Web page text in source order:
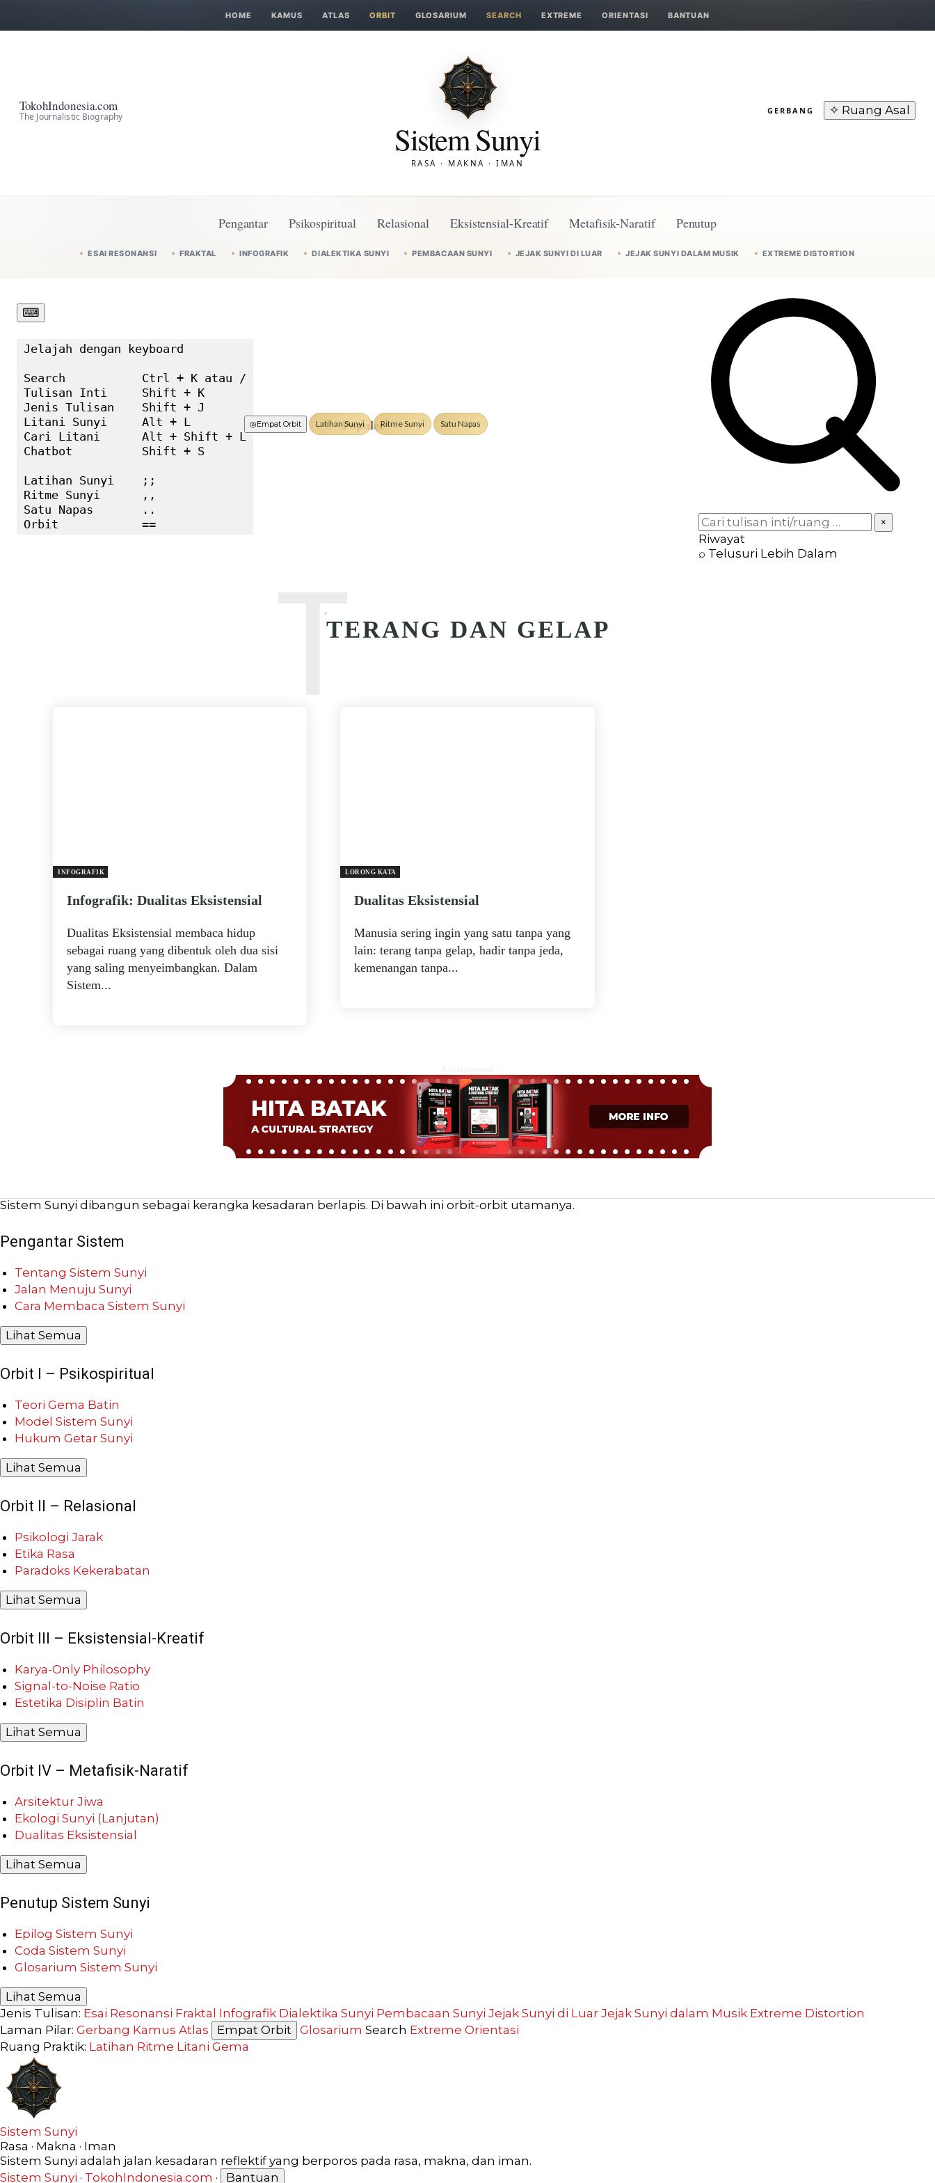
HOME KAMUS ATLAS ORBIT GLOSARIUM SEARCH EXTREME ORIENTASI BANTUAN
TokohIndonesia.com
The Journalistic Biography
Sistem Sunyi
RASA · MAKNA · IMAN
GERBANG ✧ Ruang Asal
Pengantar Psikospiritual Relasional Eksistensial-Kreatif Metafisik-Naratif Penutup
ESAI RESONANSI FRAKTAL INFOGRAFIK DIALEKTIKA SUNYI PEMBACAAN SUNYI JEJAK SUNYI DI LUAR JEJAK SUNYI DALAM MUSIK EXTREME DISTORTION
⌨︎
Jelajah dengan keyboard
Search           Ctrl + K atau /
Tulisan Inti     Shift + K
Jenis Tulisan    Shift + J
Litani Sunyi     Alt + L
Cari Litani      Alt + Shift + L
Chatbot          Shift + S
Latihan Sunyi    ;;
Ritme Sunyi      ,,
Satu Napas       ..
Orbit            ==
Terbaru Populer
◎Empat Orbit Latihan Sunyi Ritme Sunyi Satu Napas
×
Riwayat
⌕ Telusuri Lebih Dalam
TERANG DAN GELAP
T
INFOGRAFIK
Infografik: Dualitas Eksistensial
Dualitas Eksistensial membaca hidup
sebagai ruang yang dibentuk oleh dua sisi
yang saling menyeimbangkan. Dalam
Sistem...
LORONG KATA
Dualitas Eksistensial
Manusia sering ingin yang satu tanpa yang
lain: terang tanpa gelap, hadir tanpa jeda,
kemenangan tanpa...
Advertisement
Sistem Sunyi dibangun sebagai kerangka kesadaran berlapis. Di bawah ini orbit-orbit utamanya.
Pengantar Sistem
Tentang Sistem Sunyi
Jalan Menuju Sunyi
Cara Membaca Sistem Sunyi
Lihat Semua
Orbit I – Psikospiritual
Teori Gema Batin
Model Sistem Sunyi
Hukum Getar Sunyi
Lihat Semua
Orbit II – Relasional
Psikologi Jarak
Etika Rasa
Paradoks Kekerabatan
Lihat Semua
Orbit III – Eksistensial-Kreatif
Karya-Only Philosophy
Signal-to-Noise Ratio
Estetika Disiplin Batin
Lihat Semua
Orbit IV – Metafisik-Naratif
Arsitektur Jiwa
Ekologi Sunyi (Lanjutan)
Dualitas Eksistensial
Lihat Semua
Penutup Sistem Sunyi
Epilog Sistem Sunyi
Coda Sistem Sunyi
Glosarium Sistem Sunyi
Lihat Semua
Jenis Tulisan: Esai Resonansi Fraktal Infografik Dialektika Sunyi Pembacaan Sunyi Jejak Sunyi di Luar Jejak Sunyi dalam Musik Extreme Distortion
Laman Pilar: Gerbang Kamus Atlas Empat Orbit Glosarium Search Extreme Orientasi
Ruang Praktik: Latihan Ritme Litani Gema
Sistem Sunyi
Rasa · Makna · Iman
Sistem Sunyi adalah jalan kesadaran reflektif yang berporos pada rasa, makna, dan iman.
Sistem Sunyi · TokohIndonesia.com · Bantuan